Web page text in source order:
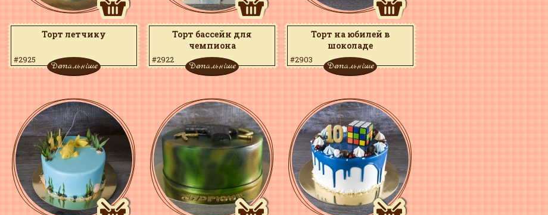
Торт летчику
#2925
Детальніше
Торт бассейн для
чемпиона
#2922
Детальніше
Торт на юбилей в
шоколаде
#2903
Детальніше